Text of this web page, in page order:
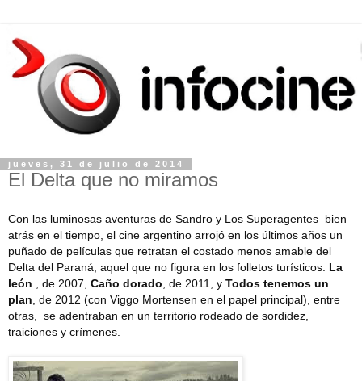
jueves, 31 de julio de 2014
El Delta que no miramos
Con las luminosas aventuras de Sandro y Los Superagentes bien
atrás en el tiempo, el cine argentino arrojó en los últimos años un
puñado de películas que retratan el costado menos amable del
Delta del Paraná, aquel que no figura en los folletos turísticos. La
león , de 2007, Caño dorado , de 2011, y Todos tenemos un
plan , de 2012 (con Viggo Mortensen en el papel principal), entre
otras, se adentraban en un territorio rodeado de sordidez,
traiciones y crímenes.